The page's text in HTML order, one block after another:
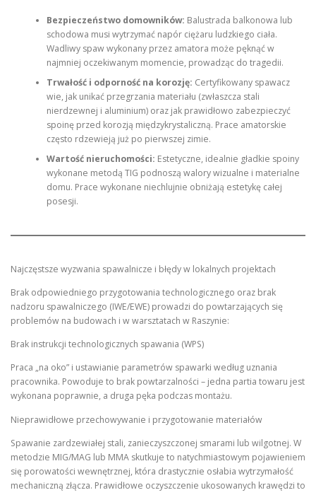
Bezpieczeństwo domowników: Balustrada balkonowa lub
schodowa musi wytrzymać napór ciężaru ludzkiego ciała.
Wadliwy spaw wykonany przez amatora może pęknąć w
najmniej oczekiwanym momencie, prowadząc do tragedii.
Trwałość i odporność na korozję: Certyfikowany spawacz
wie, jak unikać przegrzania materiału (zwłaszcza stali
nierdzewnej i aluminium) oraz jak prawidłowo zabezpieczyć
spoinę przed korozją międzykrystaliczną. Prace amatorskie
często rdzewieją już po pierwszej zimie.
Wartość nieruchomości: Estetyczne, idealnie gładkie spoiny
wykonane metodą TIG podnoszą walory wizualne i materialne
domu. Prace wykonane niechlujnie obniżają estetykę całej
posesji.
Najczęstsze wyzwania spawalnicze i błędy w lokalnych projektach
Brak odpowiedniego przygotowania technologicznego oraz brak
nadzoru spawalniczego (IWE/EWE) prowadzi do powtarzających się
problemów na budowach i w warsztatach w Raszynie:
Brak instrukcji technologicznych spawania (WPS)
Praca „na oko” i ustawianie parametrów spawarki według uznania
pracownika. Powoduje to brak powtarzalności – jedna partia towaru jest
wykonana poprawnie, a druga pęka podczas montażu.
Nieprawidłowe przechowywanie i przygotowanie materiałów
Spawanie zardzewiałej stali, zanieczyszczonej smarami lub wilgotnej. W
metodzie MIG/MAG lub MMA skutkuje to natychmiastowym pojawieniem
się porowatości wewnętrznej, która drastycznie osłabia wytrzymałość
mechaniczną złącza. Prawidłowe oczyszczenie ukosowanych krawędzi to